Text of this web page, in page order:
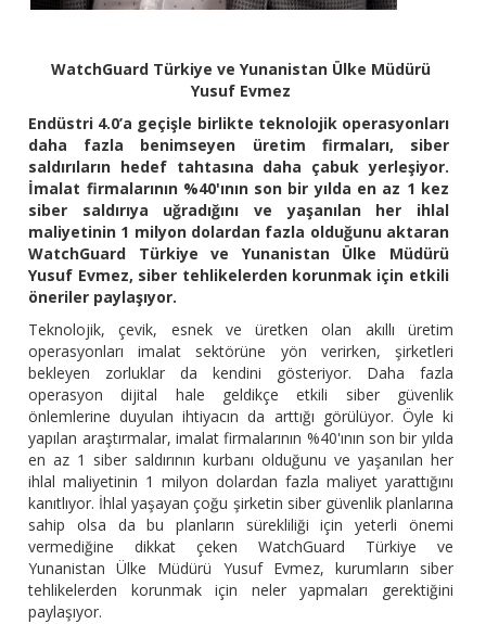
WatchGuard Türkiye ve Yunanistan Ülke Müdürü
Yusuf Evmez
Endüstri 4.0’a geçişle birlikte teknolojik operasyonları
daha fazla benimseyen üretim firmaları, siber
saldırıların hedef tahtasına daha çabuk yerleşiyor.
İmalat firmalarının %40'ının son bir yılda en az 1 kez
siber saldırıya uğradığını ve yaşanılan her ihlal
maliyetinin 1 milyon dolardan fazla olduğunu aktaran
WatchGuard Türkiye ve Yunanistan Ülke Müdürü
Yusuf Evmez, siber tehlikelerden korunmak için etkili
öneriler paylaşıyor.
Teknolojik, çevik, esnek ve üretken olan akıllı üretim
operasyonları imalat sektörüne yön verirken, şirketleri
bekleyen zorluklar da kendini gösteriyor. Daha fazla
operasyon dijital hale geldikçe etkili siber güvenlik
önlemlerine duyulan ihtiyacın da arttığı görülüyor. Öyle ki
yapılan araştırmalar, imalat firmalarının %40'ının son bir yılda
en az 1 siber saldırının kurbanı olduğunu ve yaşanılan her
ihlal maliyetinin 1 milyon dolardan fazla maliyet yarattığını
kanıtlıyor. İhlal yaşayan çoğu şirketin siber güvenlik planlarına
sahip olsa da bu planların sürekliliği için yeterli önemi
vermediğine dikkat çeken WatchGuard Türkiye ve
Yunanistan Ülke Müdürü Yusuf Evmez, kurumların siber
tehlikelerden korunmak için neler yapmaları gerektiğini
paylaşıyor.